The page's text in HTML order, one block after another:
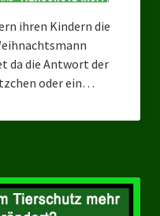
ihren Kindern die
da die Antwort der
oder ein…